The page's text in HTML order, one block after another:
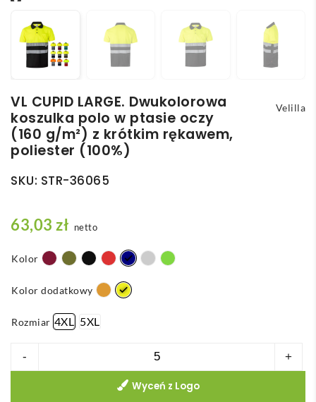
VL CUPID LARGE. Dwukolorowa
koszulka polo w ptasie oczy
(160 g/m²) z krótkim rękawem,
poliester (100%)
Velilla
SKU: STR-36065
63,03 zł netto
Kolor
Kolor dodatkowy
Rozmiar 4XL 5XL
-
VL
+
Wyceń z Logo